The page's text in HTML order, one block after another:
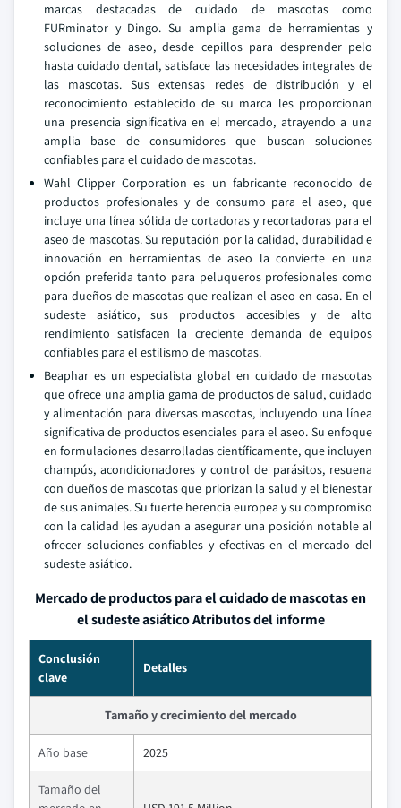
marcas destacadas de cuidado de mascotas como
FURminator y Dingo. Su amplia gama de herramientas y
soluciones de aseo, desde cepillos para desprender pelo
hasta cuidado dental, satisface las necesidades integrales de
las mascotas. Sus extensas redes de distribución y el
reconocimiento establecido de su marca les proporcionan
una presencia significativa en el mercado, atrayendo a una
amplia base de consumidores que buscan soluciones
confiables para el cuidado de mascotas.
Wahl Clipper Corporation es un fabricante reconocido de
productos profesionales y de consumo para el aseo, que
incluye una línea sólida de cortadoras y recortadoras para el
aseo de mascotas. Su reputación por la calidad, durabilidad e
innovación en herramientas de aseo la convierte en una
opción preferida tanto para peluqueros profesionales como
para dueños de mascotas que realizan el aseo en casa. En el
sudeste asiático, sus productos accesibles y de alto
rendimiento satisfacen la creciente demanda de equipos
confiables para el estilismo de mascotas.
Beaphar es un especialista global en cuidado de mascotas
que ofrece una amplia gama de productos de salud, cuidado
y alimentación para diversas mascotas, incluyendo una línea
significativa de productos esenciales para el aseo. Su enfoque
en formulaciones desarrolladas científicamente, que incluyen
champús, acondicionadores y control de parásitos, resuena
con dueños de mascotas que priorizan la salud y el bienestar
de sus animales. Su fuerte herencia europea y su compromiso
con la calidad les ayudan a asegurar una posición notable al
ofrecer soluciones confiables y efectivas en el mercado del
sudeste asiático.
Mercado de productos para el cuidado de mascotas en
el sudeste asiático Atributos del informe
Conclusión
clave
Detalles
Tamaño y crecimiento del mercado
Año base 2025
Tamaño del